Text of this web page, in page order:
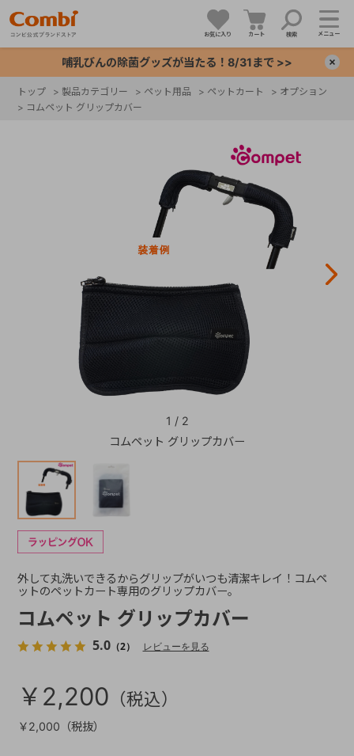
お気に入り カート 検索 メニュー
哺乳びんの除菌グッズが当たる！8/31まで >>
トップ > 製品カテゴリー > ペット用品 > ペットカート > オプション
> コムペット グリップカバー
コムペット グリップカバー
1 / 2
コムペット グリップカバー
5.0（2） レビューを見る
外して丸洗いできるからグリップがいつも清潔キレイ！コムペ
ットのペットカート専用のグリップカバー。
￥2,200
￥2,000（税抜）